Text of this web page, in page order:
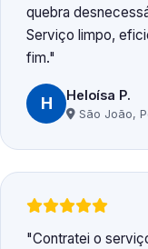
quebra
Serviço limpo,
fim.
H Heloísa P.
São João,
Contratei o